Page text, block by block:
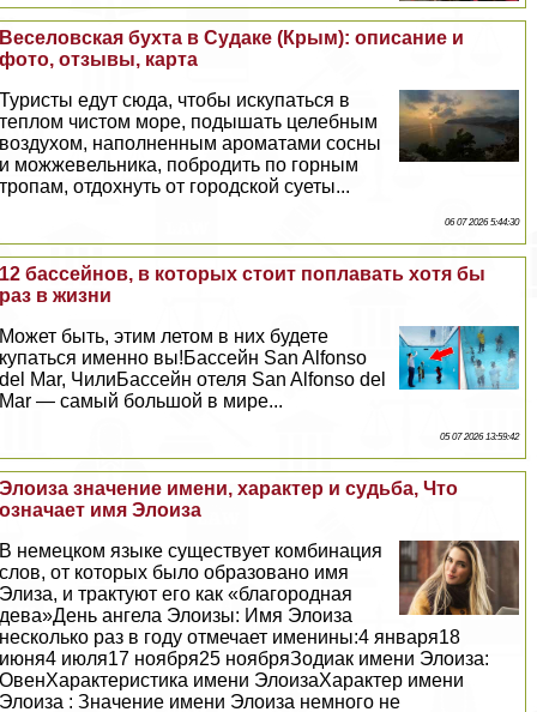
Веселовская бухта в Судаке (Крым): описание и
фото, отзывы, карта
Туристы едут сюда, чтобы искупаться в
теплом чистом море, подышать целебным
воздухом, наполненным ароматами сосны
и можжевельника, побродить по горным
тропам, отдохнуть от городской суеты...
06 07 2026 5:44:30
12 бассейнов, в которых стоит поплавать хотя бы
раз в жизни
Может быть, этим летом в них будете
купаться именно вы!Бассейн San Alfonso
del Mar, ЧилиБассейн отеля San Alfonso del
Mar — самый большой в мире...
05 07 2026 13:59:42
Элоиза значение имени, хаpaктер и судьба, Что
означает имя Элоиза
В немецком языке существует комбинация
слов, от которых было образовано имя
Элиза, и тpaктуют его как «благородная
дева»День ангела Элоизы: Имя Элоиза
несколько раз в году отмечает именины:4 января18
июня4 июля17 ноября25 ноябряЗодиак имени Элоиза:
ОвенХаpaктеристика имени ЭлоизаХаpaктер имени
Элоиза : Значение имени Элоиза немного не